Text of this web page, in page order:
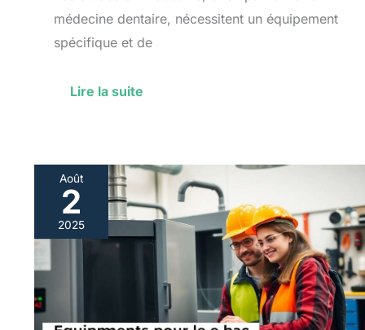
médecine dentaire, nécessitent un équipement
spécifique et de
Lire la suite
Août
2
2025
Les
équipements
indispensables
pour